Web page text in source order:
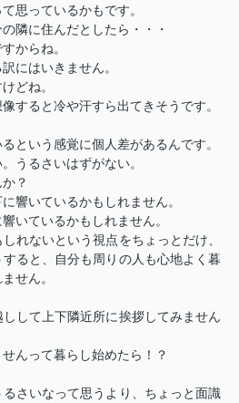
思っているかもです。
隣に住んだとしたら・・・
からね。
にはいきません。
どね。
すると冷や汗すら出てきそうです。
という感覚に個人差があるんです。
うるさいはずがない。
？
響いているかもしれません。
いているかもしれません。
れないという視点をちょっとだけ、
ると、自分も周りの人も心地よく暮
せん。
して上下隣近所に挨拶してみません
んって暮らし始めたら！？
さいなって思うより、ちょっと面識